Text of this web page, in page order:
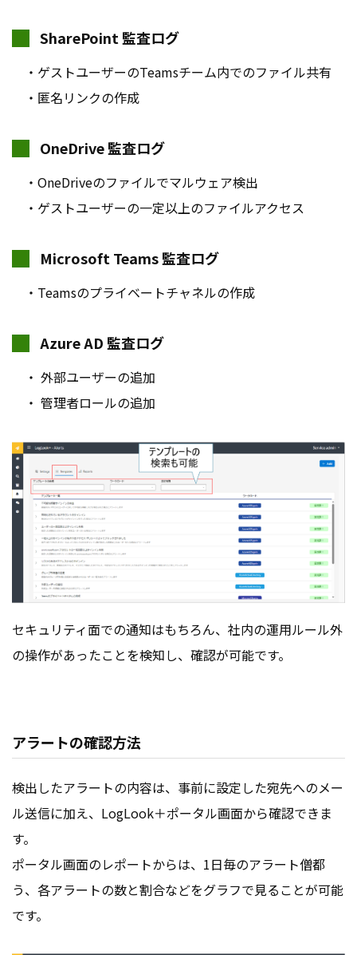
SharePoint 監査ログ
・ゲストユーザーのTeamsチーム内でのファイル共有
・匿名リンクの作成
OneDrive 監査ログ
・OneDriveのファイルでマルウェア検出
・ゲストユーザーの一定以上のファイルアクセス
Microsoft Teams 監査ログ
・Teamsのプライベートチャネルの作成
Azure AD 監査ログ
・ 外部ユーザーの追加
・ 管理者ロールの追加
セキュリティ面での通知はもちろん、社内の運用ルール外
の操作があったことを検知し、確認が可能です。
アラートの確認方法
検出したアラートの内容は、事前に設定した宛先へのメー
ル送信に加え、LogLook＋ポータル画面から確認できま
す。
ポータル画面のレポートからは、1日毎のアラート僧都
う、各アラートの数と割合などをグラフで見ることが可能
です。